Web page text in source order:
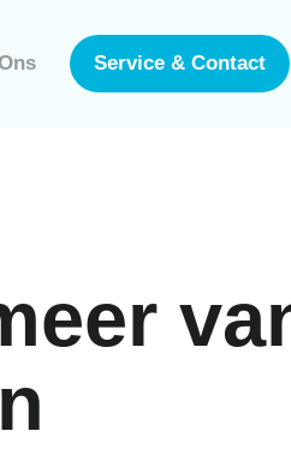
Service & Contact